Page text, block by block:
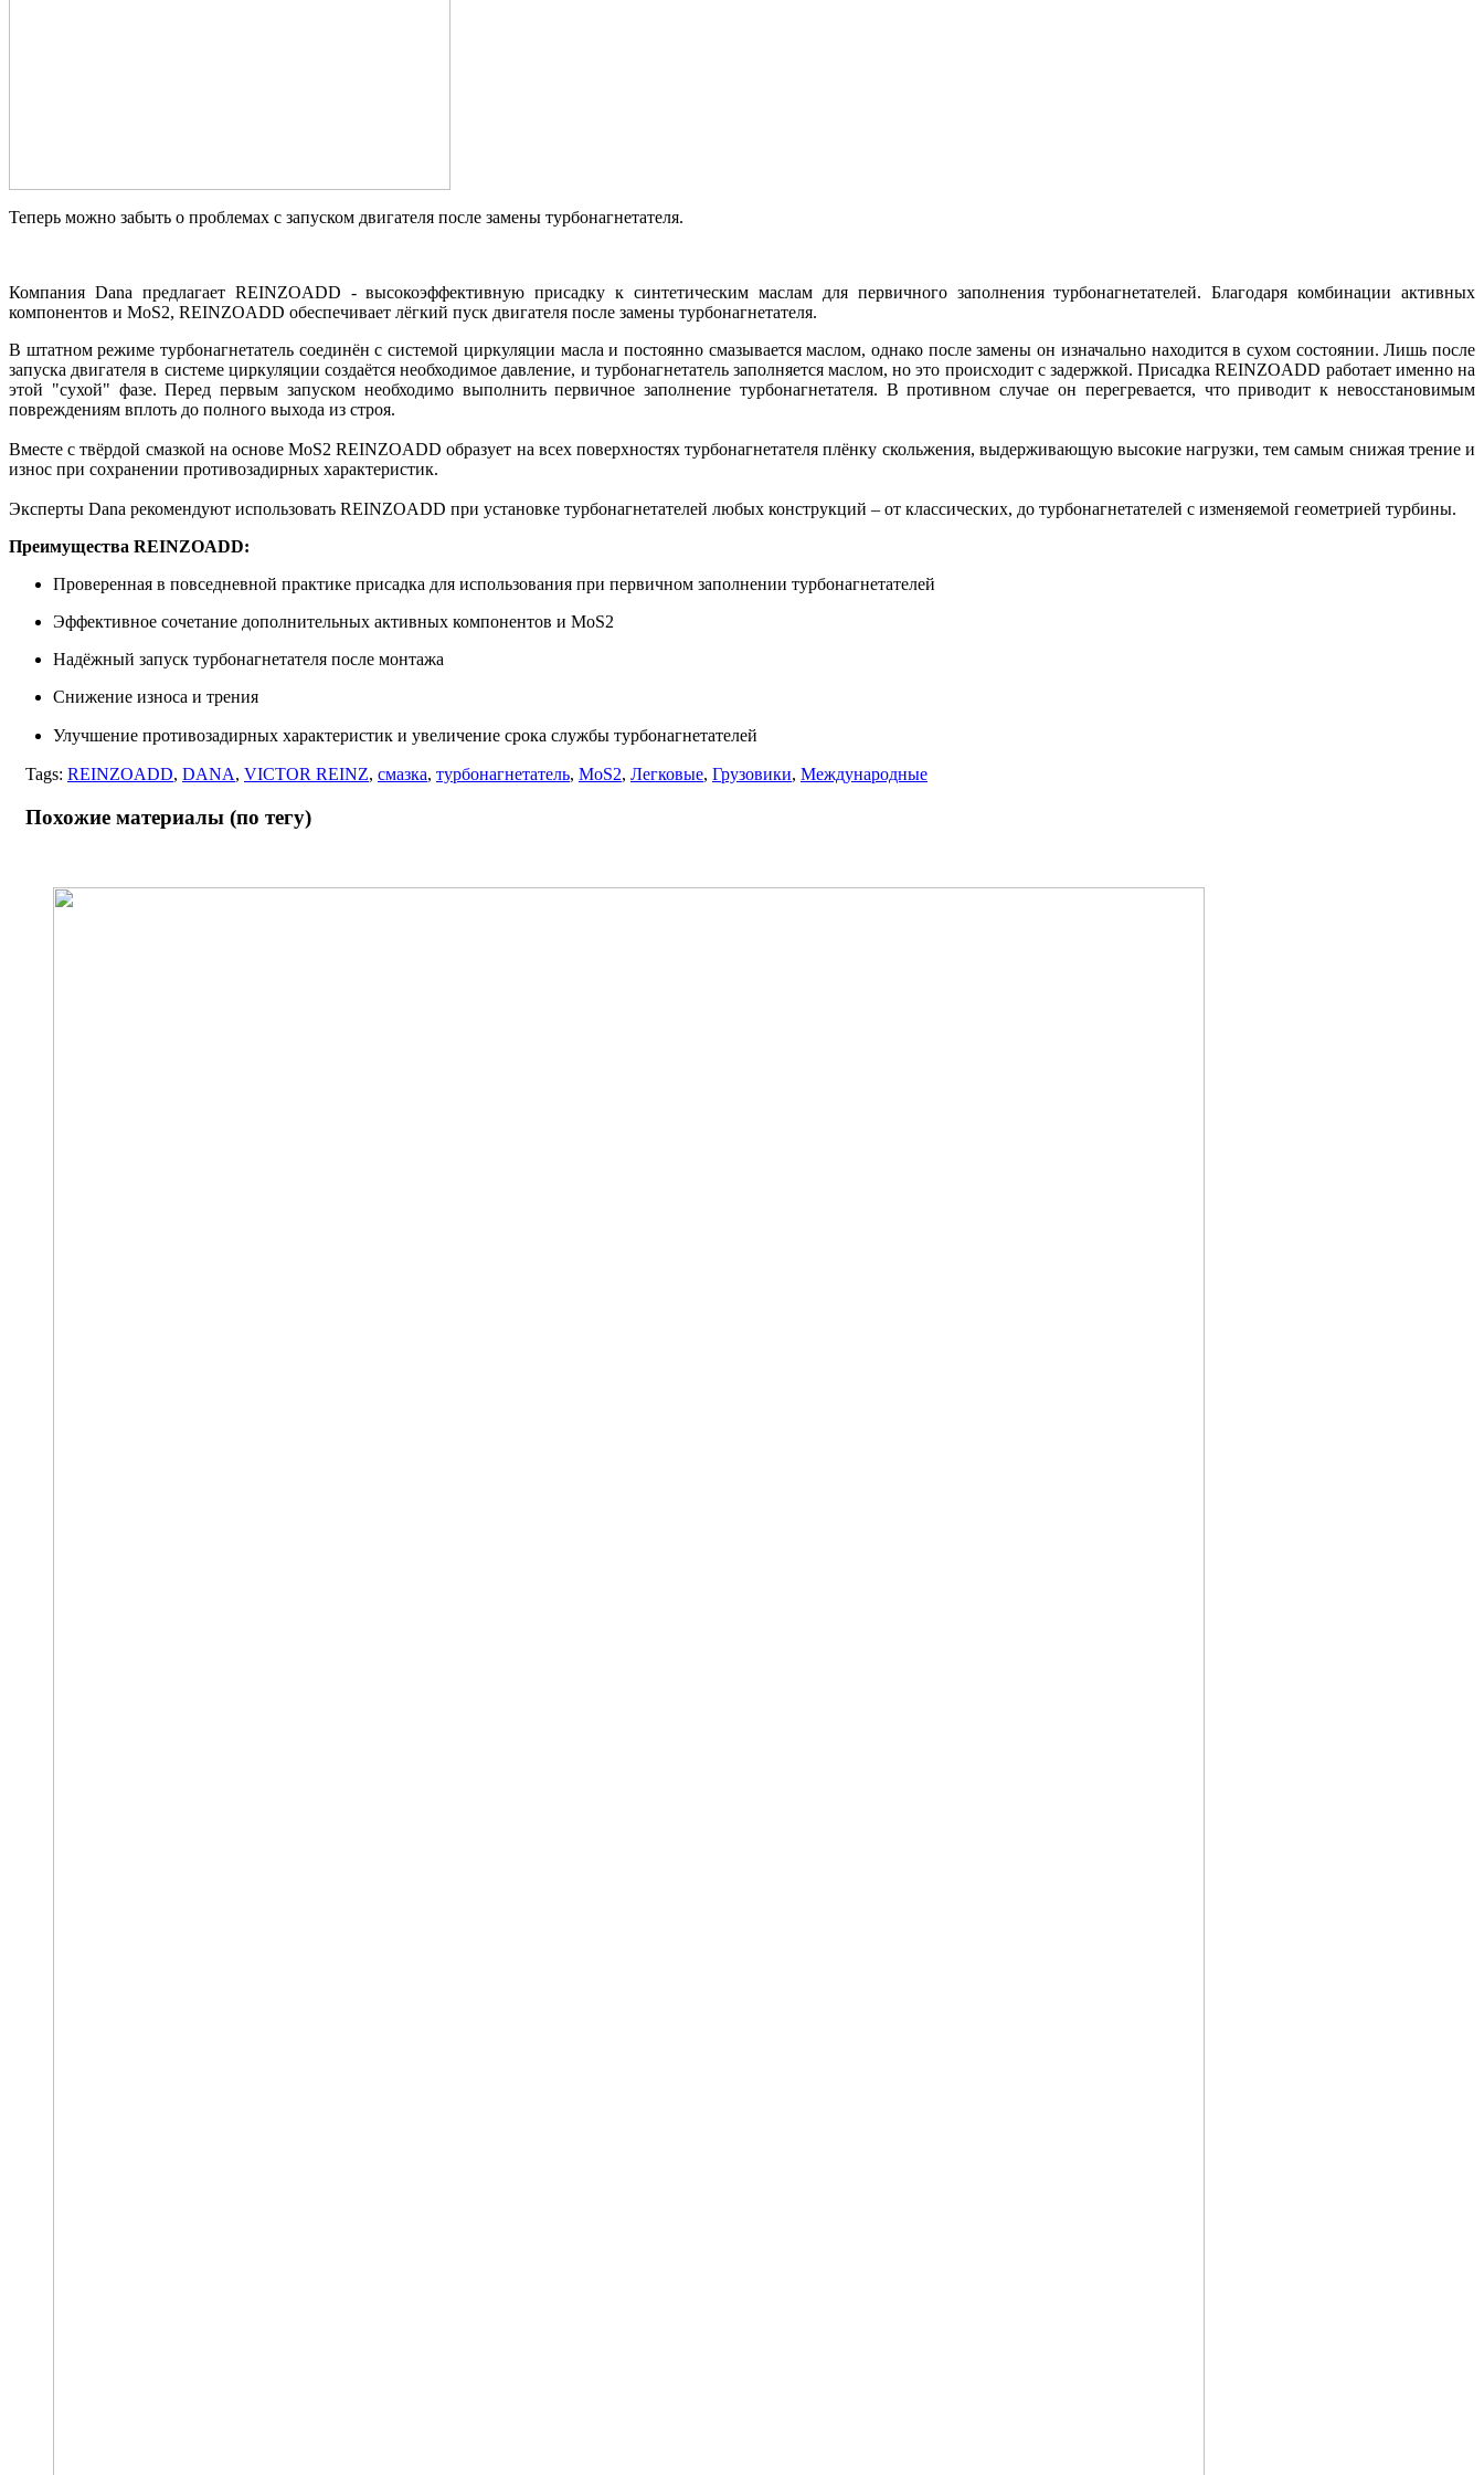
Теперь можно забыть о проблемах с запуском двигателя после замены турбонагнетателя.
Компания Dana предлагает REINZOADD - высокоэффективную присадку к синтетическим маслам для первичного заполнения турбонагнетателей. Благодаря комбинации активных
компонентов и MoS2, REINZOADD обеспечивает лёгкий пуск двигателя после замены турбонагнетателя.
В штатном режиме турбонагнетатель соединён с системой циркуляции масла и постоянно смазывается маслом, однако после замены он изначально находится в сухом состоянии. Лишь после
запуска двигателя в системе циркуляции создаётся необходимое давление, и турбонагнетатель заполняется маслом, но это происходит с задержкой. Присадка REINZOADD работает именно на
этой "сухой" фазе. Перед первым запуском необходимо выполнить первичное заполнение турбонагнетателя. В противном случае он перегревается, что приводит к невосстановимым
повреждениям вплоть до полного выхода из строя.
Вместе с твёрдой смазкой на основе MoS2 REINZOADD образует на всех поверхностях турбонагнетателя плёнку скольжения, выдерживающую высокие нагрузки, тем самым снижая трение и
износ при сохранении противозадирных характеристик.
Эксперты Dana рекомендуют использовать REINZOADD при установке турбонагнетателей любых конструкций – от классических, до турбонагнетателей с изменяемой геометрией турбины.
Преимущества REINZOADD:
Проверенная в повседневной практике присадка для использования при первичном заполнении турбонагнетателей
Эффективное сочетание дополнительных активных компонентов и MoS2
Надёжный запуск турбонагнетателя после монтажа
Снижение износа и трения
Улучшение противозадирных характеристик и увеличение срока службы турбонагнетателей
Tags: REINZOADD, DANA, VICTOR REINZ, смазка, турбонагнетатель, MoS2, Легковые, Грузовики, Международные
Похожие материалы (по тегу)